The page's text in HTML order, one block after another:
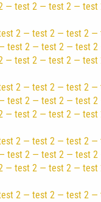
test 2 — test 2 —
2 — test 2 — test
2 — test 2 — test
test 2 — test 2 —
2 — test 2 — test
2 — test 2 — test
test 2 — test 2 —
2 — test 2 — test
2 — test 2 — test
test 2 — test 2 —
2 — test 2 — test